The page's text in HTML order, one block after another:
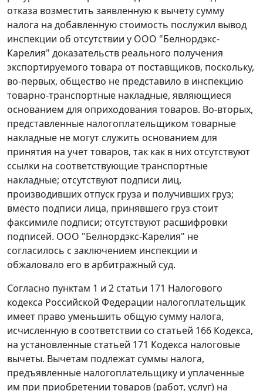
отказа возместить заявленную к вычету сумму
налога на добавленную стоимость послужил вывод
инспекции об отсутствии у ООО "Белнордэкс-
Карелия" доказательств реального получения
экспортируемого товара от поставщиков, поскольку,
во-первых, общество не представило в инспекцию
товарно-транспортные накладные, являющиеся
основанием для оприходования товаров. Во-вторых,
представленные налогоплательщиком товарные
накладные не могут служить основанием для
принятия на учет товаров, так как в них отсутствуют
ссылки на соответствующие транспортные
накладные; отсутствуют подписи лиц,
производивших отпуск груза и получивших груз;
вместо подписи лица, принявшего груз стоит
факсимиле подписи; отсутствуют расшифровки
подписей. ООО "Белнордэкс-Карелия" не
согласилось с заключением инспекции и
обжаловало его в арбитражный суд.
Согласно пунктам 1 и 2 статьи 171 Налогового
кодекса Российской Федерации налогоплательщик
имеет право уменьшить общую сумму налога,
исчисленную в соответствии со статьей 166 Кодекса,
на установленные статьей 171 Кодекса налоговые
вычеты. Вычетам подлежат суммы налога,
предъявленные налогоплательщику и уплаченные
им при приобретении товаров (работ, услуг) на